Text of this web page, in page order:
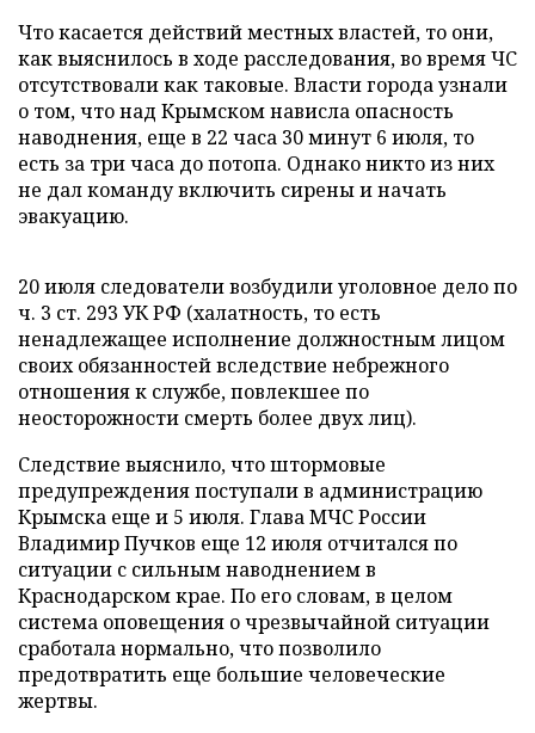
Что касается действий местных властей, то они,
как выяснилось в ходе расследования, во время ЧС
отсутствовали как таковые. Власти города узнали
о том, что над Крымском нависла опасность
наводнения, еще в 22 часа 30 минут 6 июля, то
есть за три часа до потопа. Однако никто из них
не дал команду включить сирены и начать
эвакуацию.
20 июля следователи возбудили уголовное дело по
ч. 3 ст. 293 УК РФ (халатность, то есть
ненадлежащее исполнение должностным лицом
своих обязанностей вследствие небрежного
отношения к службе, повлекшее по
неосторожности смерть более двух лиц).
Следствие выяснило, что штормовые
предупреждения поступали в администрацию
Крымска еще и 5 июля. Глава МЧС России
Владимир Пучков еще 12 июля отчитался по
ситуации с сильным наводнением в
Краснодарском крае. По его словам, в целом
система оповещения о чрезвычайной ситуации
сработала нормально, что позволило
предотвратить еще большие человеческие
жертвы.